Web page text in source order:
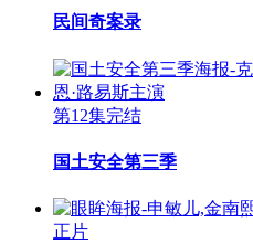
民间奇案录
第12集完结
国土安全第三季
正片